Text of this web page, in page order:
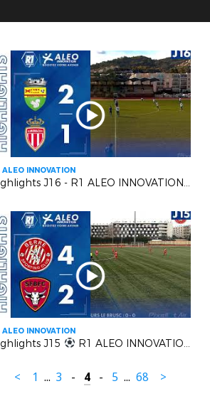
ALEO INNOVATION
Highlights J16 - R1 ALEO INNOVATION | L' US MANDELIEU LN VS L' AS MONACO FC 2
ALEO INNOVATION
J15 R1 ALEO INNOVATION | Berre SP.C vs Six Fours Le Brusc
< 1 ... 3 - 4 - 5 ... 68 >